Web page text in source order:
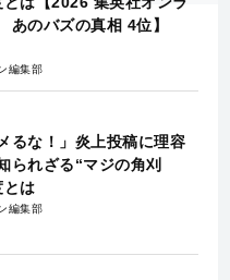
のバズの真相 4位】
編集部
るな！」炎上投稿に理容
られざる“マジの角刈
とは
編集部